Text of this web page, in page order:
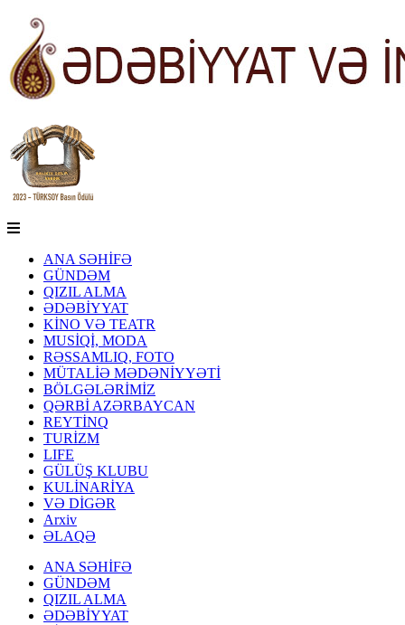
ANA SƏHİFƏ
GÜNDƏM
QIZIL ALMA
ƏDƏBİYYAT
KİNO VƏ TEATR
MUSİQİ, MODA
RƏSSAMLIQ, FOTO
MÜTALİƏ MƏDƏNİYYƏTİ
BÖLGƏLƏRİMİZ
QƏRBİ AZƏRBAYCAN
REYTİNQ
TURİZM
LIFE
GÜLÜŞ KLUBU
KULİNARİYA
VƏ DİGƏR
Arxiv
ƏLAQƏ
ANA SƏHİFƏ
GÜNDƏM
QIZIL ALMA
ƏDƏBİYYAT